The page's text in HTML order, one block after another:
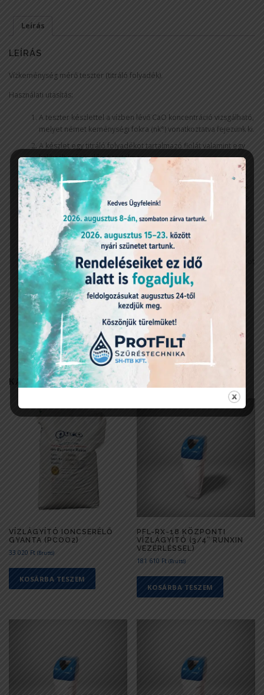
Leírás
LEÍRÁS
Vízkeménység mérő teszter (titráló folyadék).
Használati utasítás:
A teszter készlettel a vízben lévő CaO koncentráció vizsgálható,
melyet német keménységi fokra (nk°) vonatkoztatva fejezünk ki.
A készlet egy titráló folyadékot tartalmazó fiolát valamint egy
kalibrált mérőedényt tartalmaz.
A vizsgálat előtt a mérőedényt öblítsük ki, majd töltsük fel az 5
ml-es jelzésig a vizsgálandó vízmintával. Adjunk egy cseppet a
titráló folyadékból az edényben lévő vízmintához, majd enyhe
rázással elegyítsük a két folyadékot.
Ha az első csepp titráló folyadék zöldes színűre változtatja a
vizet, akkor a vizsgált víz lágyvíz. Ellenkező esetben mindaddig
ismételjük a műveletet, amíg az elegy piros elszíneződése
zöldre nem változik. Minden csepp a titrálófolyadékból 1 nk°-ot
jelent, így a vizsgált folyadék keménysége a zöld
elszíneződésig adagolt cseppek számával azonos.
A 10 ml-es szintig töltve az edényt 0,5 fokonként mérhetünk a
fenti módszer szerint. Ebben az esetben 1 csepp titráló
folyadék 0,5 nk°-ot jelent.
KAPCSOLÓDÓ TERMÉKEK
VÍZLÁGYÍTÓ IONCSERÉLŐ
GYANTA (PCOO2)
33 020 Ft (Bruttó)
KOSÁRBA TESZEM
PFL-RX-18 KÖZPONTI
VÍZLÁGYÍTÓ (3/4″ RUNXIN
VEZÉRLÉSSEL)
181 610 Ft (Bruttó)
KOSÁRBA TESZEM